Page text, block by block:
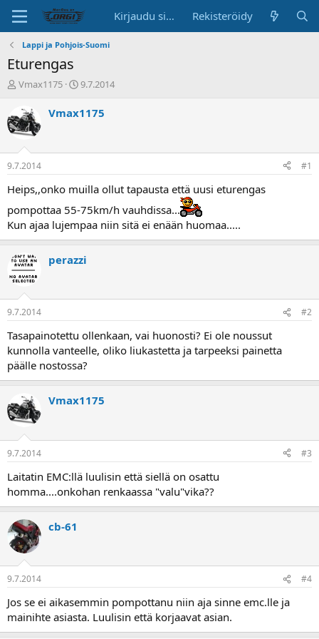
Kirjaudu sisään Rekisteröidy
Lappi ja Pohjois-Suomi
Eturengas
K
s
k
u
s
t
e
l
n
a
l
i
t
a
j
Vmax1175
A
o
p
ä
v
ä
9.7.2014
Vmax1175
9.7.2014 #1
Heips,,onko muilla ollut tapausta että uusi eturengas
pompottaa 55-75km/h vauhdissa...
Kun ajaa lujempaa niin sitä ei enään huomaa.....
perazzi
9.7.2014 #2
Tasapainotettu ollenkaan, vai huonosti? Ei ole noussut
kunnolla vanteelle, oliko liukastetta ja tarpeeksi painetta
päälle nostossa?
Vmax1175
9.7.2014 #3
Laitatin EMC:llä luulisin että siellä on osattu
homma....onkohan renkaassa "valu"vika??
cb-61
9.7.2014 #4
Jos se ei aikasemmin pompottanu niin aja sinne emc.lle ja
mainihte asiasta. Luulisin että korjaavat asian.